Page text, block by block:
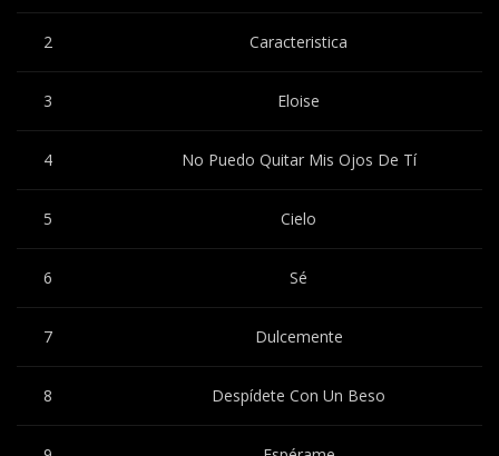
2 Caracteristica
3 Eloise
4 No Puedo Quitar Mis Ojos De Tí
5 Cielo
6 Sé
7 Dulcemente
8 Despídete Con Un Beso